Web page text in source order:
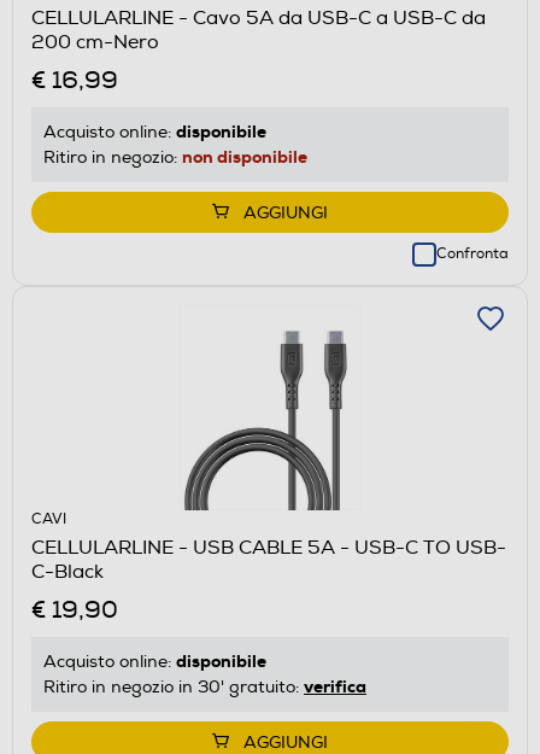
CELLULARLINE - Cavo 5A da USB-C a USB-C da
200 cm-Nero
€ 16,99
Acquisto online: disponibile
Ritiro in negozio: non disponibile
AGGIUNGI
Confronta
CAVI
CELLULARLINE - USB CABLE 5A - USB-C TO USB-
C-Black
€ 19,90
Acquisto online: disponibile
Ritiro in negozio in 30' gratuito: verifica
AGGIUNGI